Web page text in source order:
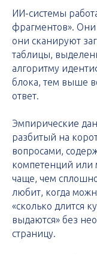
ИИ-системы
фрагментов».
они сканируют
таблицы,
алгоритму
блока, тем выше
ответ.
Эмпирические
разбитый на
вопросами,
компетенций или
чаще, чем
любит, когда
«сколько длится
выдаются» без
страницу.